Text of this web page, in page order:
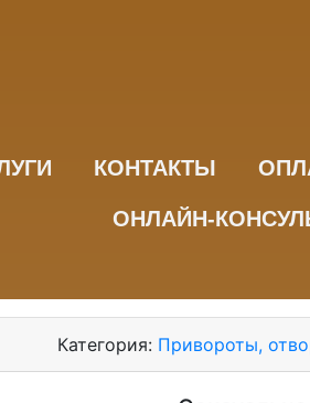
КОНТАКТЫ
ОНЛАЙН-
Категория: Привороты,